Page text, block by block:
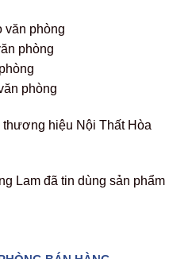
văn phòng
phòng
phòng
thương hiệu Nội Thất Hòa
Lam đã tin dùng sản phẩm